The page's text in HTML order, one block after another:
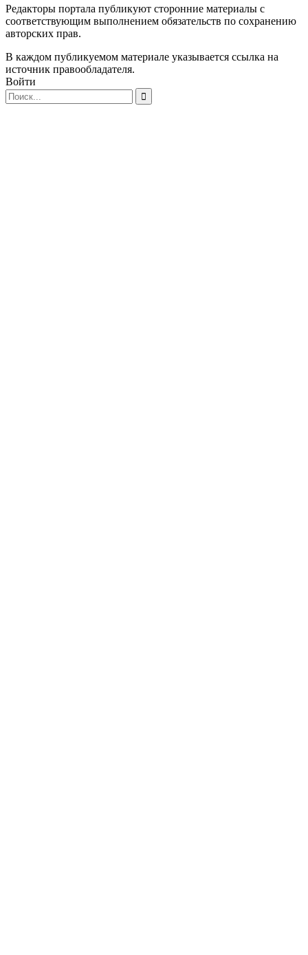
Редакторы портала публикуют сторонние материалы с
соответствующим выполнением обязательств по сохранению
авторских прав.
В каждом публикуемом материале указывается ссылка на
источник правообладателя.
Войти